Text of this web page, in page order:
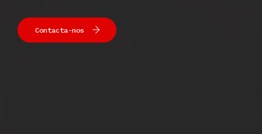
Contacta-nos